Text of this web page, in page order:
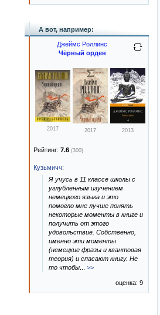
А вот, например:
Джеймс Роллинс
Чёрный орден
2017 2017 2013
Рейтинг: 7.6 (300)
Кузьмичч:
Я учусь в 11 классе школы с
углубленным изучением
немецкого языка и это
помогло мне лучше понять
некоторые моменты в книге и
получить от этого
удовольствие. Собственно,
именно эти моменты
(немецкие фразы и квантовая
теория) и спасают книгу. Не
то чтобы
>>
оценка: 9